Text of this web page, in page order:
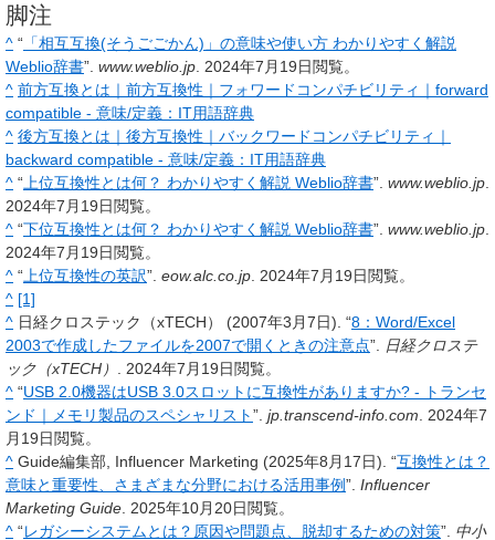
脚注
^ “ 「相互互換(そうごごかん)」の意味や使い方 わかりやすく解説
Weblio辞書”. www.weblio.jp . 2024年7月19日閲覧。
^ 前方互換とは｜前方互換性｜フォワードコンパチビリティ｜forward
compatible - 意味/定義：IT用語辞典
^ 後方互換とは｜後方互換性｜バックワードコンパチビリティ｜
backward compatible - 意味/定義：IT用語辞典
^ “ 上位互換性とは何？ わかりやすく解説 Weblio辞書”. www.weblio.jp
2024年7月19日閲覧。
^ “下位互換性とは何？ わかりやすく解説 Weblio辞書”. www.weblio.jp
2024年7月19日閲覧。
^ “ 上位互換性の英訳”. eow.alc.co.jp . 2024年7月19日閲覧。
^ [1]
^ 日経クロステック（xTECH） (2007年3月7日). “8：Word/Excel
2003で作成したファイルを2007で開くときの注意点”.
日経クロステ
ック（xTECH）
. 2024年7月19日閲覧。
^ “USB 2.0機器はUSB 3.0スロットに互換性がありますか? - トランセ
ンド｜メモリ製品のスペシャリスト”. jp.transcend-info.com . 2024年7
月19日閲覧。
^ Guide編集部, Influencer Marketing (2025年8月17日). “互換性とは？
意味と重要性、さまざまな分野における活用事例”. Influencer
Marketing Guide . 2025年10月20日閲覧。
^ “レガシーシステムとは？原因や問題点、脱却するための対策”. 中小